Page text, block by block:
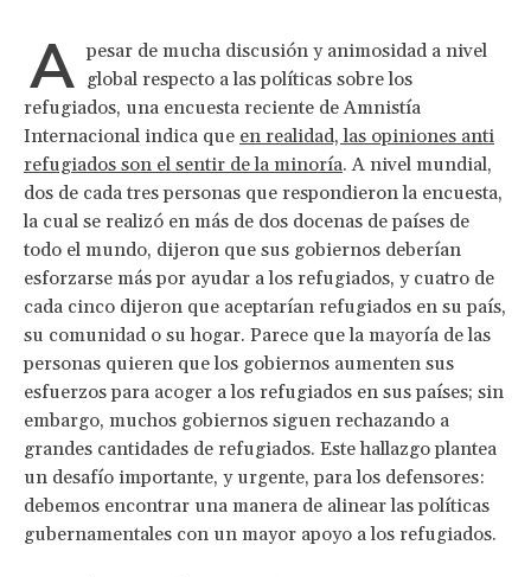
A pesar de mucha discusión y animosidad a nivel
global respecto a las políticas sobre los
refugiados, una encuesta reciente de Amnistía
Internacional indica que en realidad, las opiniones anti
refugiados son el sentir de la minoría. A nivel mundial,
dos de cada tres personas que respondieron la encuesta,
la cual se realizó en más de dos docenas de países de
todo el mundo, dijeron que sus gobiernos deberían
esforzarse más por ayudar a los refugiados, y cuatro de
cada cinco dijeron que aceptarían refugiados en su país,
su comunidad o su hogar. Parece que la mayoría de las
personas quieren que los gobiernos aumenten sus
esfuerzos para acoger a los refugiados en sus países; sin
embargo, muchos gobiernos siguen rechazando a
grandes cantidades de refugiados. Este hallazgo plantea
un desafío importante, y urgente, para los defensores:
debemos encontrar una manera de alinear las políticas
gubernamentales con un mayor apoyo a los refugiados.